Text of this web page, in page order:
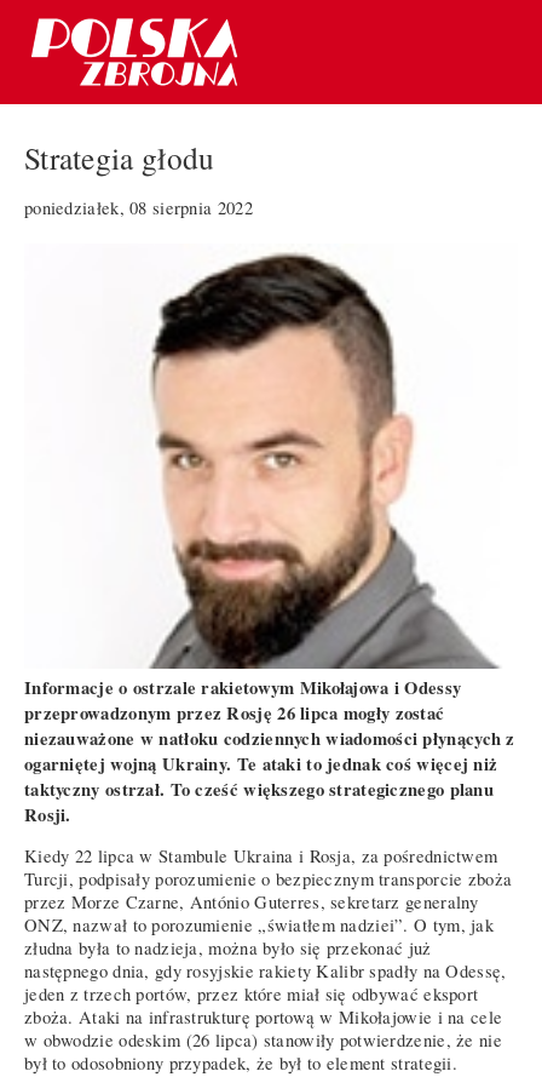
Strategia głodu
poniedziałek, 08 sierpnia 2022
Informacje o ostrzale rakietowym Mikołajowa i Odessy
przeprowadzonym przez Rosję 26 lipca mogły zostać
niezauważone w natłoku codziennych wiadomości płynących z
ogarniętej wojną Ukrainy. Te ataki to jednak coś więcej niż
taktyczny ostrzał. To cześć większego strategicznego planu
Rosji.
Kiedy 22 lipca w Stambule Ukraina i Rosja, za pośrednictwem
Turcji, podpisały porozumienie o bezpiecznym transporcie zboża
przez Morze Czarne, António Guterres, sekretarz generalny
ONZ, nazwał to porozumienie „światłem nadziei”. O tym, jak
złudna była to nadzieja, można było się przekonać już
następnego dnia, gdy rosyjskie rakiety Kalibr spadły na Odessę,
jeden z trzech portów, przez które miał się odbywać eksport
zboża. Ataki na infrastrukturę portową w Mikołajowie i na cele
w obwodzie odeskim (26 lipca) stanowiły potwierdzenie, że nie
był to odosobniony przypadek, że był to element strategii.